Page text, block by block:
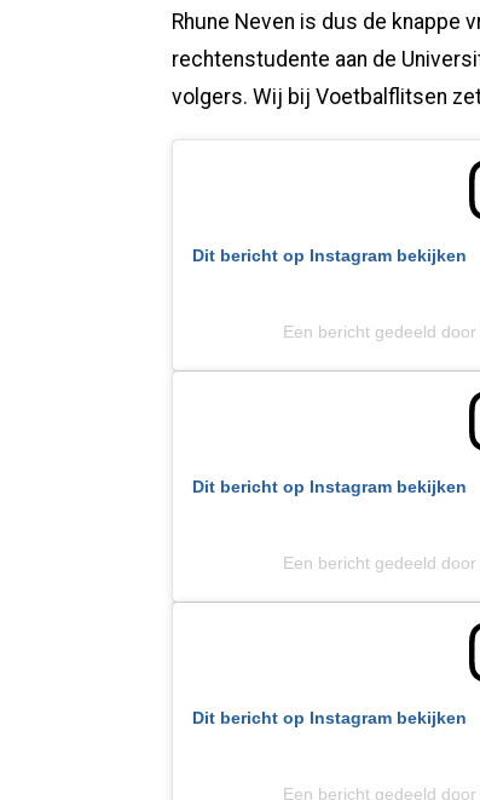
Rhune Neven is dus de knappe
rechtenstudente aan de
volgers. Wij bij Voetbalflitsen
Dit bericht op Instagram bekijken
Een bericht gedeeld
Dit bericht op Instagram bekijken
Een bericht gedeeld
Dit bericht op Instagram bekijken
Een bericht gedeeld